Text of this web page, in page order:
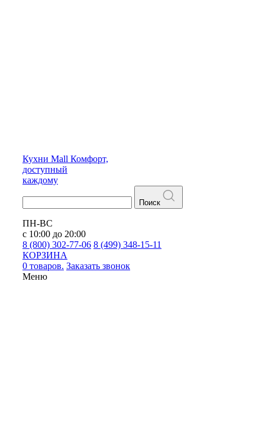
Кухни Mall Комфорт,
доступный
каждому
Поиск
ПН-ВС
с 10:00 до 20:00
8 (800) 302-77-06 8 (499) 348-15-11
КОРЗИНА
0 товаров. Заказать звонок
Меню